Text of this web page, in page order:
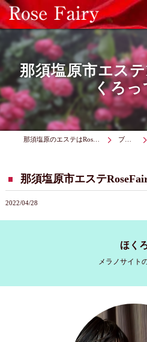
那須塩原市エス
くろっ
那須塩原のエステはRose Fairy ブログ
那須塩原市エステ
2022/04/28
ほく
メラノサイト